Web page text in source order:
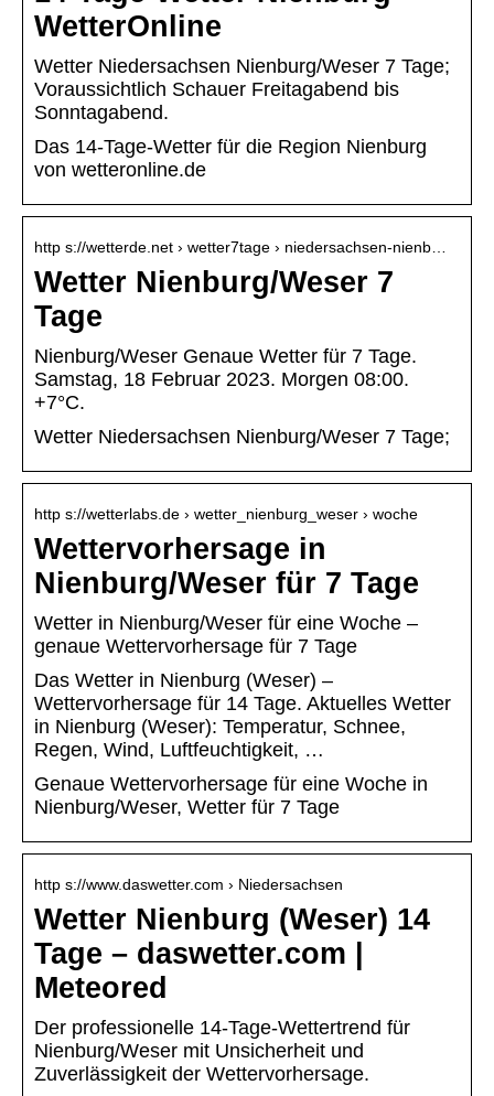
WetterOnline
Wetter Niedersachsen Nienburg/Weser 7 Tage;
Voraussichtlich Schauer Freitagabend bis
Sonntagabend.
Das 14-Tage-Wetter für die Region Nienburg
von wetteronline.de
http s://wetterde.net › wetter7tage › niedersachsen-nienb…
Wetter Nienburg/Weser 7
Tage
Nienburg/Weser Genaue Wetter für 7 Tage.
Samstag, 18 Februar 2023. Morgen 08:00.
+7°C.
Wetter Niedersachsen Nienburg/Weser 7 Tage;
http s://wetterlabs.de › wetter_nienburg_weser › woche
Wettervorhersage in
Nienburg/Weser für 7 Tage
Wetter in Nienburg/Weser für eine Woche –
genaue Wettervorhersage für 7 Tage
Das Wetter in Nienburg (Weser) –
Wettervorhersage für 14 Tage. Aktuelles Wetter
in Nienburg (Weser): Temperatur, Schnee,
Regen, Wind, Luftfeuchtigkeit, …
Genaue Wettervorhersage für eine Woche in
Nienburg/Weser, Wetter für 7 Tage
http s://www.daswetter.com › Niedersachsen
Wetter Nienburg (Weser) 14
Tage – daswetter.com |
Meteored
Der professionelle 14-Tage-Wettertrend für
Nienburg/Weser mit Unsicherheit und
Zuverlässigkeit der Wettervorhersage.